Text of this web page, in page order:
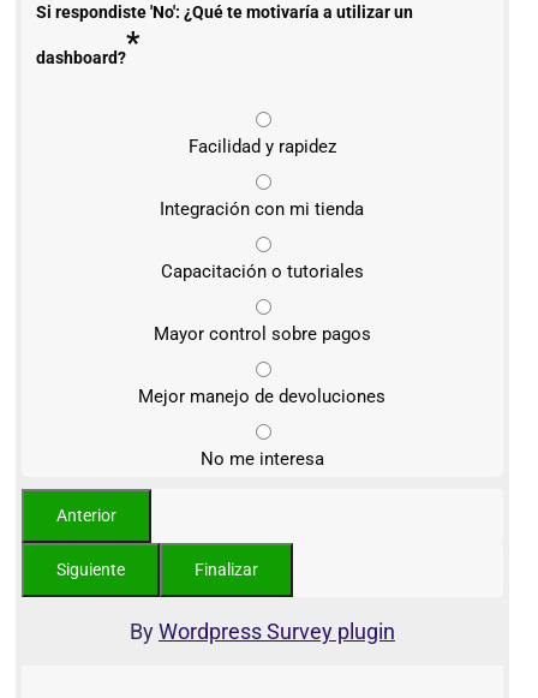
Si respondiste 'No': ¿Qué te motivaría a utilizar un
dashboard?*
Facilidad y rapidez
Integración con mi tienda
Capacitación o tutoriales
Mayor control sobre pagos
Mejor manejo de devoluciones
No me interesa
ByWordpress Survey plugin